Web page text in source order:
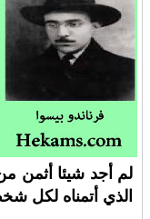
لم أجد شيئا أثمن
الذي أتمناه لكل